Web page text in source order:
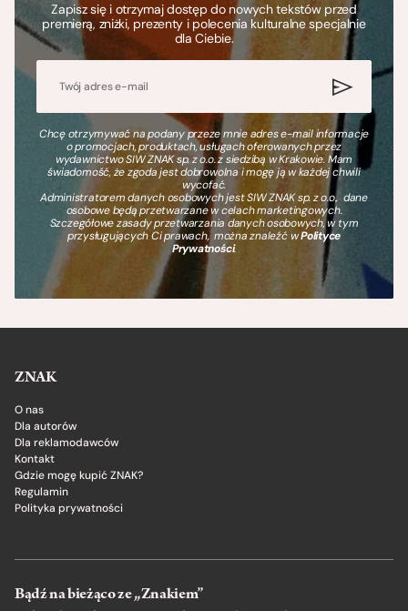
Zapisz się i otrzymaj dostęp do nowych tekstów przed
premierą, zniżki, prezenty i polecenia kulturalne specjalnie
dla Ciebie.
Chcę otrzymywać na podany przeze mnie adres e-mail informacje
o promocjach, produktach, usługach oferowanych przez
wydawnictwo SIW ZNAK sp. z o.o. z siedzibą w Krakowie. Mam
świadomość, że zgoda jest dobrowolna i mogę ją w każdej chwili
wycofać.
Administratorem danych osobowych jest SIW ZNAK sp. z o.o., dane
osobowe będą przetwarzane w celach marketingowych.
Szczegółowe zasady przetwarzania danych osobowych, w tym
przysługujących Ci prawach, można znaleźć wPolityce
Prywatności.
ZNAK
O nas
Dla autorów
Dla reklamodawców
Kontakt
Gdzie mogę kupić ZNAK?
Regulamin
Polityka prywatności
Bądź na bieżąco ze „Znakiem”